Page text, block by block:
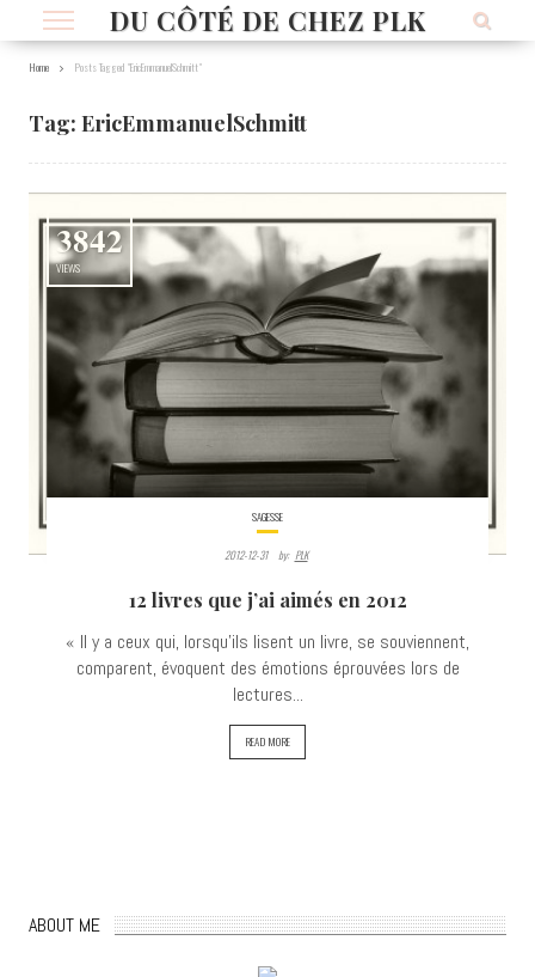
DU CÔTÉ DE CHEZ PLK
Home Posts Tagged "EricEmmanuelSchmitt"
Tag: EricEmmanuelSchmitt
3842
VIEWS
SAGESSE
2012-12-31 By: PLK
12 livres que j’ai aimés en 2012
« Il y a ceux qui, lorsqu'ils lisent un livre, se souviennent,
comparent, évoquent des émotions éprouvées lors de
lectures...
READ MORE
ABOUT ME